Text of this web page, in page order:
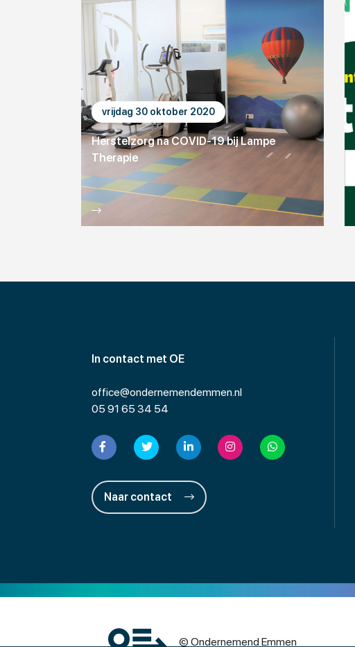
vrijdag 30 oktober 2020
Herstelzorg na COVID-19 bij Lampe
Therapie
In contact met OE
office@ondernemendemmen.nl
05 91 65 34 54
Naar contact
© Ondernemend Emmen